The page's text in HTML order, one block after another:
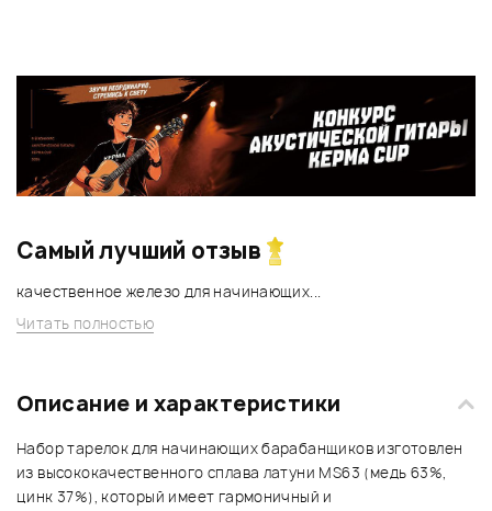
Самый лучший отзыв
качественное железо для начинающих...
Читать полностью
Описание и характеристики
Набор тарелок для начинающих барабанщиков изготовлен
из высококачественного сплава латуни MS63 (медь 63%,
цинк 37%), который имеет гармоничный и